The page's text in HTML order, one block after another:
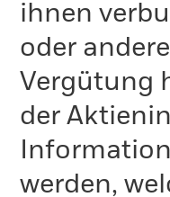
ihnen
oder
Vergütung
der
werden,